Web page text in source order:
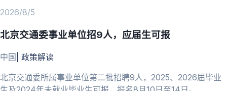
2026/8/5
北京交通委事业单位招9人，应届生可报
中国 政策解读
北京交通委所属事业单位第二批招聘9人，2025、2026届毕业